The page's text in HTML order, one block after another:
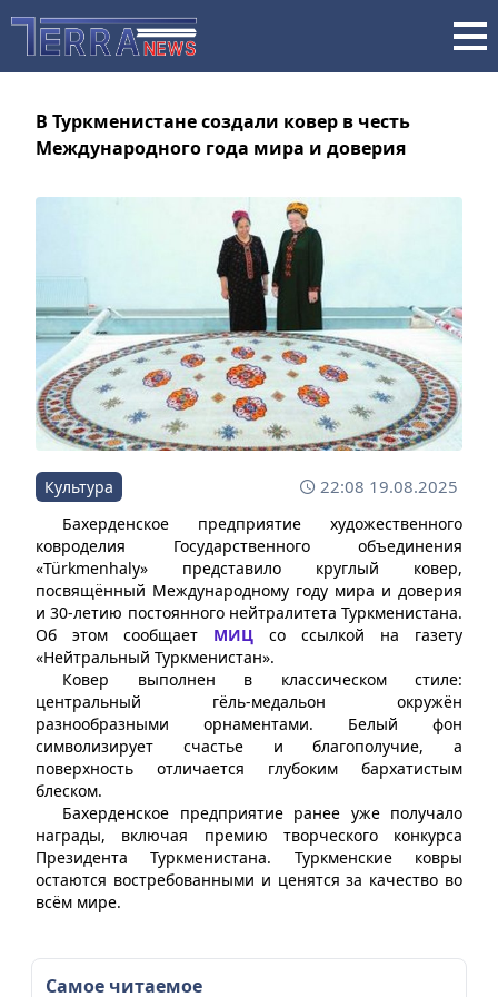
В Туркменистане создали ковер в честь
Международного года мира и доверия
Культура 22:08 19.08.2025
Бахерденское предприятие художественного
ковроделия Государственного объединения
«Türkmenhaly» представило круглый ковер,
посвящённый Международному году мира и доверия
и 30-летию постоянного нейтралитета Туркменистана.
Об этом сообщает МИЦ со ссылкой на газету
«Нейтральный Туркменистан».
Ковер выполнен в классическом стиле:
центральный гёль-медальон окружён
разнообразными орнаментами. Белый фон
символизирует счастье и благополучие, а
поверхность отличается глубоким бархатистым
блеском.
Бахерденское предприятие ранее уже получало
награды, включая премию творческого конкурса
Президента Туркменистана. Туркменские ковры
остаются востребованными и ценятся за качество во
всём мире.
Самое читаемое